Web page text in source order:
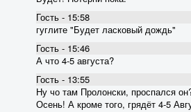
Гость - 15:58
гуглите "Будет ласковый дождь"
Гость - 15:46
А что 4-5 августа?
Гость - 13:55
Ну чо там Пролонски, проспался
Осень! А кроме того, грядёт 4-5